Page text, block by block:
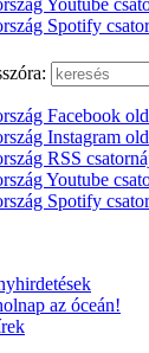
az óceán!